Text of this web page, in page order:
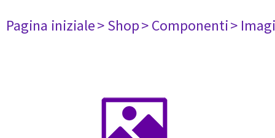
Pagina iniziale> Shop> Componenti>